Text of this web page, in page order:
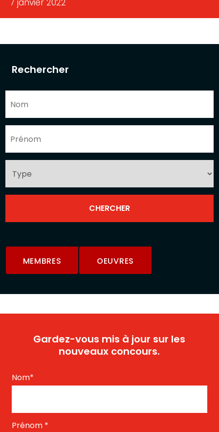
Rechercher
MEMBRES OEUVRES
7 janvier 2022
Gardez-vous mis à jour sur les
nouveaux concours.
Nom*
Prénom *